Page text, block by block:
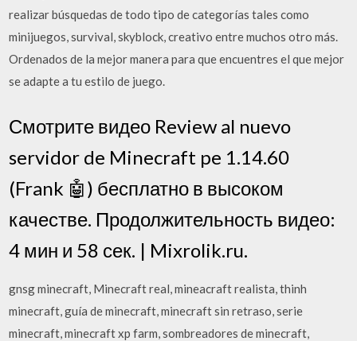
realizar búsquedas de todo tipo de categorías tales como
minijuegos, survival, skyblock, creativo entre muchos otro más.
Ordenados de la mejor manera para que encuentres el que mejor
se adapte a tu estilo de juego.
Смотрите видео Review al nuevo
servidor de Minecraft pe 1.14.60
(Frank 🤖) бесплатно в высоком
качестве. Продолжительность видео:
4 мин и 58 сек. | Mixrolik.ru.
gnsg minecraft, Minecraft real, mineacraft realista, thinh
minecraft, guía de minecraft, minecraft sin retraso, serie
minecraft, minecraft xp farm, sombreadores de minecraft,